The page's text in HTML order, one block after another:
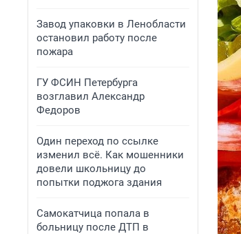
Завод упаковки в Ленобласти
остановил работу после
пожара
ГУ ФСИН Петербурга
возглавил Александр
Федоров
Один переход по ссылке
изменил всё. Как мошенники
довели школьницу до
попытки поджога здания
Самокатчица попала в
больницу после ДТП в